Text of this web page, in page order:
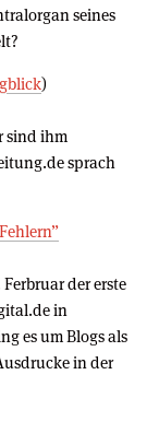
seines
)
sind ihm
sprach
der erste
in
es um Blogs als
in der